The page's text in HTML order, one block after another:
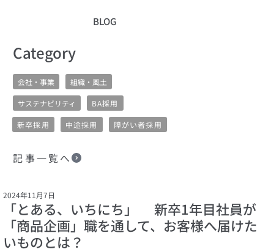
BLOG
​Category
会社・事業 組織・風土
サステナビリティ BA採用
記事一覧へ
新卒採用 中途採用 障がい者採用
「とある、いちにち」 新卒1年目社員が
「商品企画」職を通して、お客様へ届けた
いものとは？
2024年11月7日